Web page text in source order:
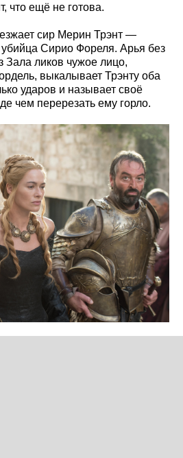
что ещё не готова.
сир Мерин Трэнт —
убийца Сирио Фореля. Арья без
Зала ликов чужое лицо,
выкалывает Трэнту оба
ударов и называет своё
чем перерезать ему горло.